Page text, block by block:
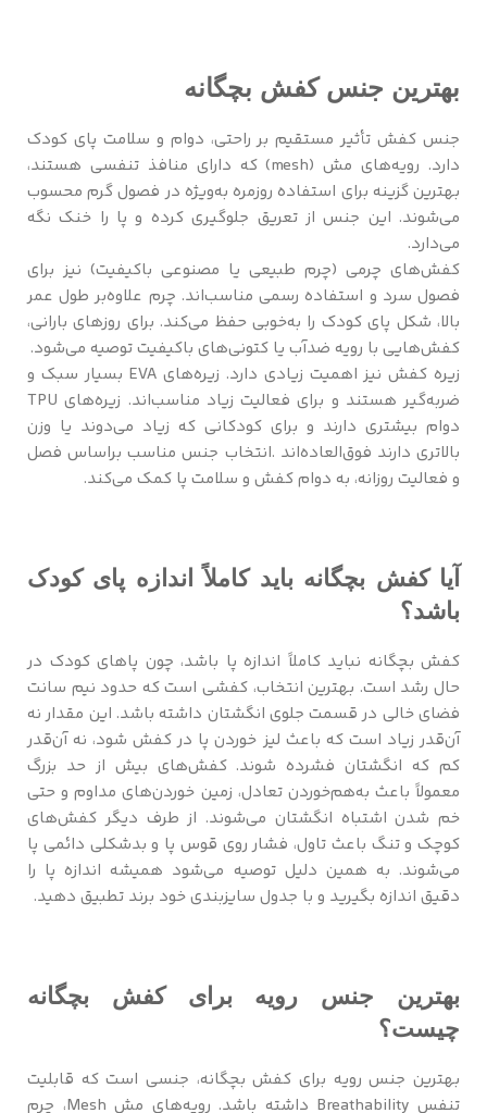
بهترین جنس کفش بچگانه
جنس کفش تأثیر مستقیم بر راحتی، دوام و سلامت پای کودک
دارد. رویه‌های مش (mesh) که دارای منافذ تنفسی هستند،
بهترین گزینه برای استفاده روزمره به‌ویژه در فصول گرم محسوب
می‌شوند. این جنس از تعریق جلوگیری کرده و پا را خنک نگه
می‌دارد.
کفش‌های چرمی (چرم طبیعی یا مصنوعی باکیفیت) نیز برای
فصول سرد و استفاده رسمی مناسب‌اند. چرم علاوه‌بر طول عمر
بالا، شکل پای کودک را به‌خوبی حفظ می‌کند. برای روزهای بارانی،
کفش‌هایی با رویه ضدآب یا کتونی‌های باکیفیت توصیه می‌شود.
زیره کفش نیز اهمیت زیادی دارد. زیره‌های EVA بسیار سبک و
ضربه‌گیر هستند و برای فعالیت زیاد مناسب‌اند. زیره‌های TPU
دوام بیشتری دارند و برای کودکانی که زیاد می‌دوند یا وزن
بالاتری دارند فوق‌العاده‌اند .انتخاب جنس مناسب براساس فصل
و فعالیت روزانه، به دوام کفش و سلامت پا کمک می‌کند.
آیا کفش بچگانه باید کاملاً اندازه پای کودک
باشد؟
کفش بچگانه نباید کاملاً اندازه پا باشد، چون پاهای کودک در
حال رشد است. بهترین انتخاب، کفشی است که حدود نیم سانت
فضای خالی در قسمت جلوی انگشتان داشته باشد. این مقدار نه
آن‌قدر زیاد است که باعث لیز خوردن پا در کفش شود، نه آن‌قدر
کم که انگشتان فشرده شوند. کفش‌های بیش از حد بزرگ
معمولاً باعث به‌هم‌خوردن تعادل، زمین خوردن‌های مداوم و حتی
خم شدن اشتباه انگشتان می‌شوند. از طرف دیگر کفش‌های
کوچک و تنگ باعث تاول، فشار روی قوس پا و بدشکلی دائمی پا
می‌شوند. به همین دلیل توصیه می‌شود همیشه اندازه پا را
دقیق اندازه بگیرید و با جدول سایزبندی خود برند تطبیق دهید.
بهترین جنس رویه برای کفش بچگانه
چیست؟
بهترین جنس رویه برای کفش بچگانه، جنسی است که قابلیت
تنفس Breathability داشته باشد. رویه‌های مش Mesh، چرم